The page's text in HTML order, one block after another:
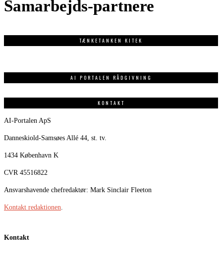
Samarbejds-partnere
TÆNKETANKEN KITEK
AI PORTALEN RÅDGIVNING
KONTAKT
AI-Portalen ApS
Danneskiold-Samsøes Allé 44, st. tv.
1434 København K
CVR 45516822
Ansvarshavende chefredaktør: Mark Sinclair Fleeton
Kontakt redaktionen.
Kontakt